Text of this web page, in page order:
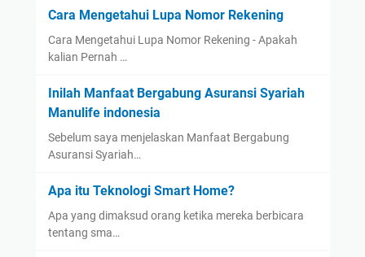
Cara Mengetahui Lupa Nomor Rekening
Cara Mengetahui Lupa Nomor Rekening - Apakah
kalian Pernah …
Inilah Manfaat Bergabung Asuransi Syariah
Manulife indonesia
Sebelum saya menjelaskan Manfaat Bergabung
Asuransi Syariah…
Apa itu Teknologi Smart Home?
Apa yang dimaksud orang ketika mereka berbicara
tentang sma…